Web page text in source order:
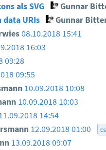
als SVG Gunnar
data URIs Gunnar
08.10.2018 15:41
16:03
09:28
09:55
10.09.2018 10:08
10.09.2018 10:03
14:54
12.09.2018 01:00
13.09.2018 09:07